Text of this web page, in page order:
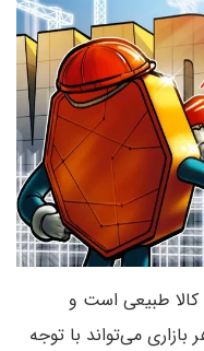
کالا طبیعی است و
می‌تواند با توجه